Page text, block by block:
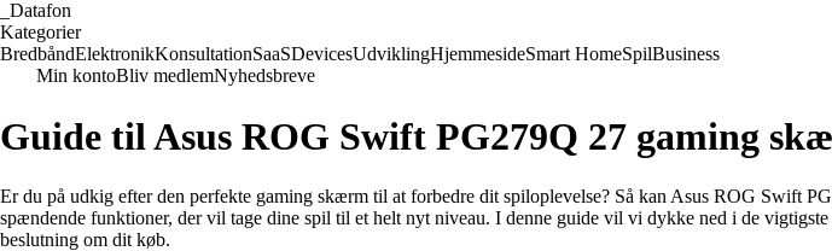
Datafon
Kategorier
BredbåndElektronikKonsultationSaaSDevicesUdviklingHjemmesideSmart HomeSpilBusiness
Min kontoBliv medlemNyhedsbreve
Guide til Asus ROG Swift PG279Q 27 gaming
Er du på udkig efter den perfekte gaming skærm til at forbedre dit spiloplevelse? Så kan Asus ROG Swift
spændende funktioner, der vil tage dine spil til et helt nyt niveau. I denne guide vil vi dykke ned i de
beslutning om dit køb.